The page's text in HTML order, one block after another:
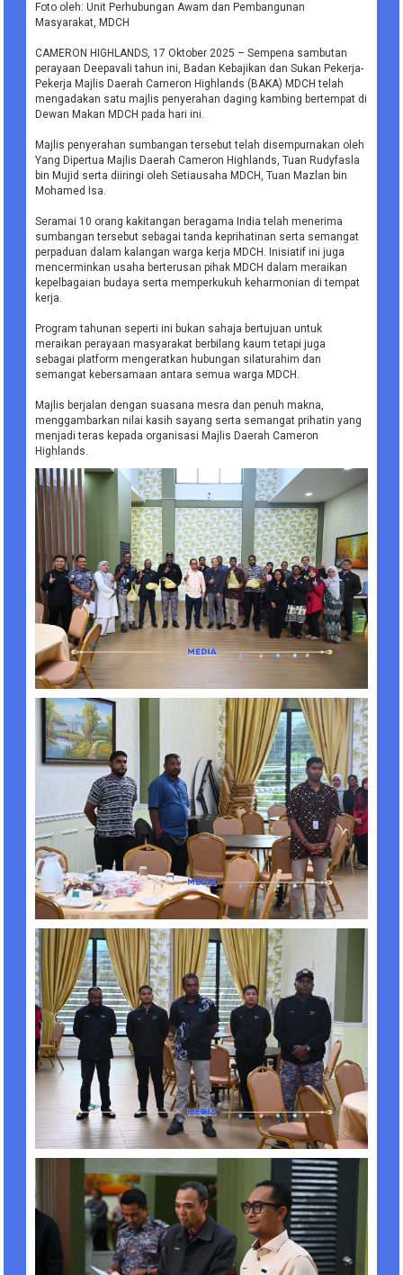
Foto oleh: Unit Perhubungan Awam dan Pembangunan
Masyarakat, MDCH
CAMERON HIGHLANDS, 17 Oktober 2025 – Sempena sambutan
perayaan Deepavali tahun ini, Badan Kebajikan dan Sukan Pekerja-
Pekerja Majlis Daerah Cameron Highlands (BAKA) MDCH telah
mengadakan satu majlis penyerahan daging kambing bertempat di
Dewan Makan MDCH pada hari ini.
Majlis penyerahan sumbangan tersebut telah disempurnakan oleh
Yang Dipertua Majlis Daerah Cameron Highlands, Tuan Rudyfasla
bin Mujid serta diiringi oleh Setiausaha MDCH, Tuan Mazlan bin
Mohamed Isa.
Seramai 10 orang kakitangan beragama India telah menerima
sumbangan tersebut sebagai tanda keprihatinan serta semangat
perpaduan dalam kalangan warga kerja MDCH. Inisiatif ini juga
mencerminkan usaha berterusan pihak MDCH dalam meraikan
kepelbagaian budaya serta memperkukuh keharmonian di tempat
kerja.
Program tahunan seperti ini bukan sahaja bertujuan untuk
meraikan perayaan masyarakat berbilang kaum tetapi juga
sebagai platform mengeratkan hubungan silaturahim dan
semangat kebersamaan antara semua warga MDCH.
Majlis berjalan dengan suasana mesra dan penuh makna,
menggambarkan nilai kasih sayang serta semangat prihatin yang
menjadi teras kepada organisasi Majlis Daerah Cameron
Highlands.